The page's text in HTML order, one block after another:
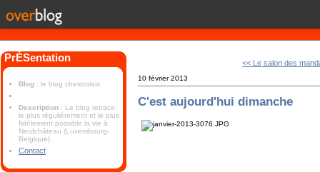
PrÉSentation
Blog : le blog chestrolais
Description : Le blog retrace
le plus régulièrement et le plus
fidèlement possible la vie à
Neufchâteau (Luxembourg-
Belgique).
Contact
<< Le salon des
10 février 2013
C'est aujourd'hui dimanche